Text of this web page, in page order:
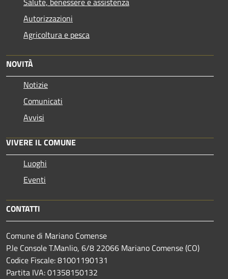
Autorizzazioni
Agricoltura e pesca
NOVITÀ
Notizie
Comunicati
Avvisi
VIVERE IL COMUNE
Luoghi
Eventi
CONTATTI
Comune di Mariano Comense
P.le Console T.Manlio, 6/8 22066 Mariano Comense (CO)
Codice Fiscale: 81001190131
Partita IVA: 01358150132